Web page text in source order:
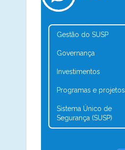
Gestão do SUSP
Governança
Investimentos
Programas e projetos
Sistema Único de
Segurança (SUSP)